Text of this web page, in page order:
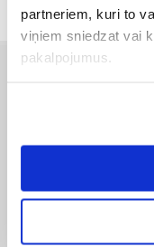
partneriem, kuri to
viņiem sniedzat vai
pakalpojumus.
Preču pirkšanas un